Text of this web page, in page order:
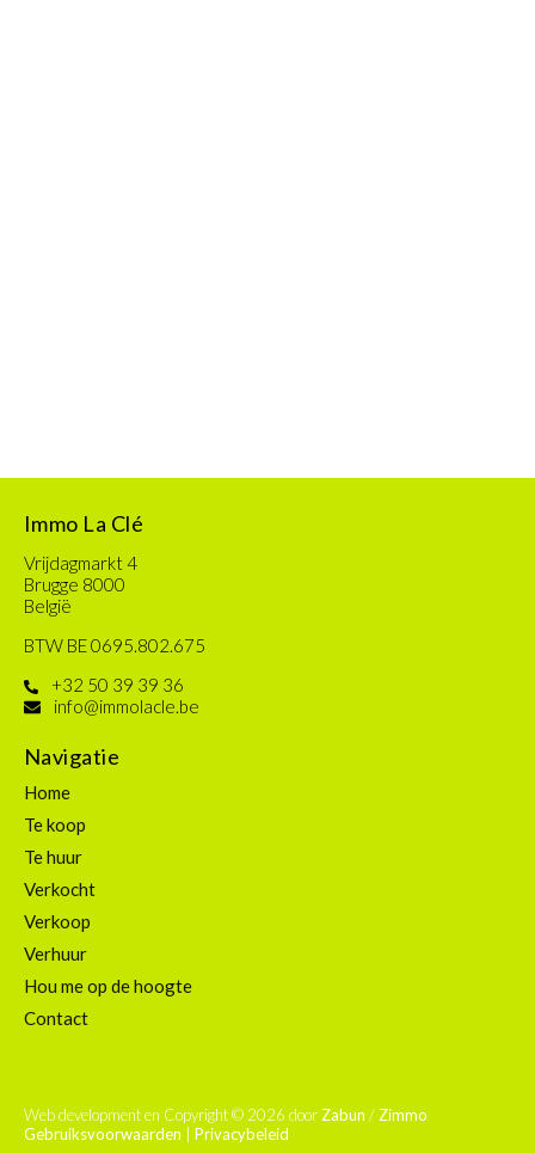
Immo La Clé
Vrijdagmarkt 4
Brugge 8000
België
BTW BE 0695.802.675
+32 50 39 39 36
info@immolacle.be
Navigatie
Home
Te koop
Te huur
Verkocht
Verkoop
Verhuur
Hou me op de hoogte
Contact
Web development en Copyright © 2026 door Zabun / Zimmo
Gebruiksvoorwaarden
Privacybeleid